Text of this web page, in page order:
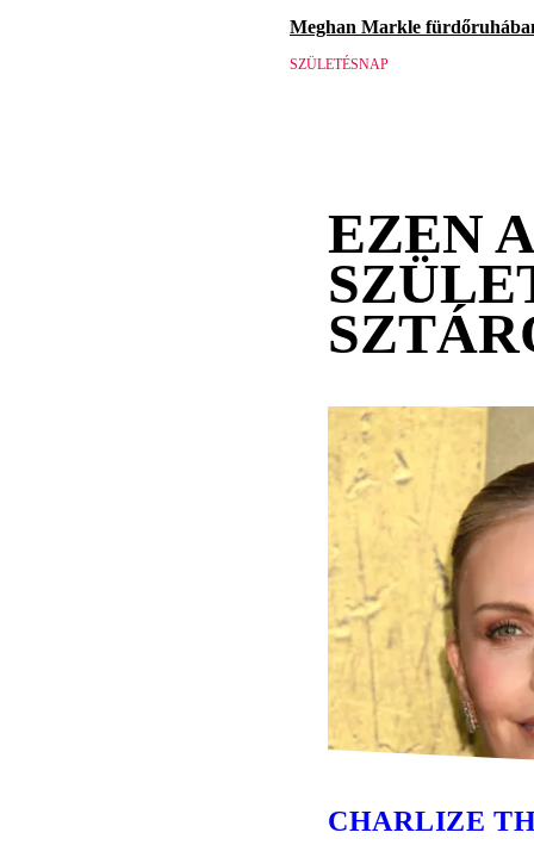
Meghan Markle
SZÜLETÉSNAP
EZEN
CHARLIZE